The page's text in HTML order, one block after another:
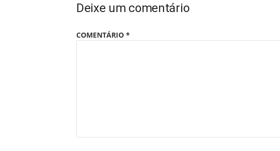
Deixe um comentário
COMENTÁRIO *